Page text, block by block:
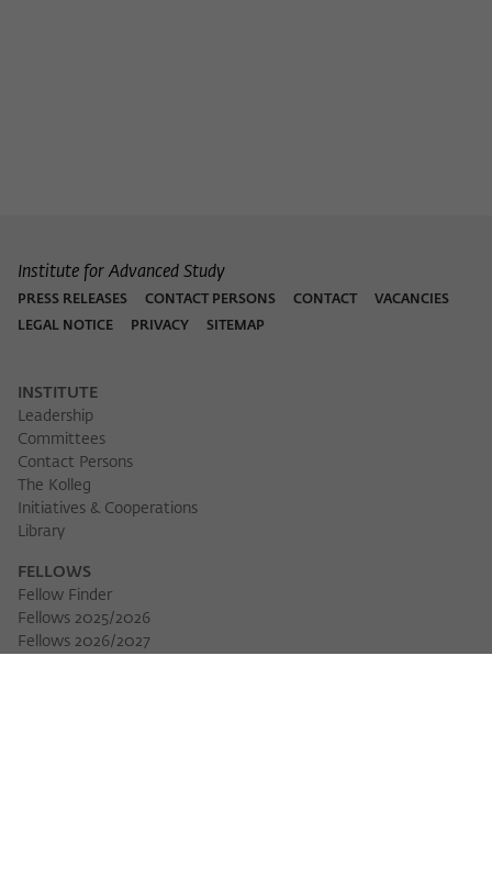
Institute for Advanced Study
PRESS RELEASES CONTACT PERSONS CONTACT
VACANCIES
LEGAL NOTICE
PRIVACY SITEMAP
INSTITUTE
Leadership
Committees
Contact Persons
The Kolleg
Initiatives & Cooperations
Library
FELLOWS
Fellow Finder
Fellows 2025/2026
Fellows 2026/2027